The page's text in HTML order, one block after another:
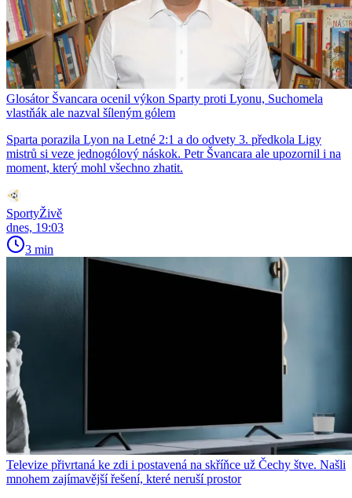
Glosátor Švancara ocenil výkon Sparty proti Lyonu, Suchomela
vlastňák ale nazval šíleným gólem
Sparta porazila Lyon na Letné 2:1 a do odvety 3. předkola Ligy
mistrů si veze jednogólový náskok. Petr Švancara ale upozornil i na
moment, který mohl všechno zhatit.
SportyŽivě
dnes, 19:03
3 min
Televize přivrtaná ke zdi i postavená na skříňce už Čechy štve. Našli
mnohem zajímavější řešení, které neruší prostor